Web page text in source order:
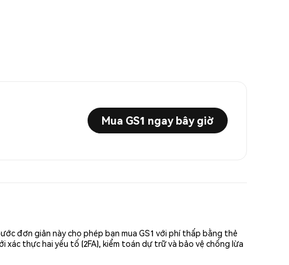
Mua GS1 ngay bây giờ
đơn giản này cho phép bạn mua GS1 với phí thấp bằng thẻ
thực hai yếu tố (2FA), kiểm toán dự trữ và bảo vệ chống lừa